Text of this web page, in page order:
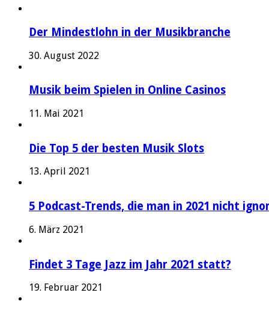
Der Mindestlohn in der Musikbranche
30. August 2022
Musik beim Spielen in Online Casinos
11. Mai 2021
Die Top 5 der besten Musik Slots
13. April 2021
5 Podcast-Trends, die man in 2021 nicht
6. März 2021
Findet 3 Tage Jazz im Jahr 2021 statt?
19. Februar 2021